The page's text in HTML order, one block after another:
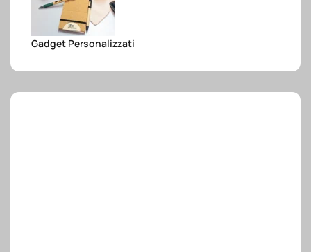
Gadget Personalizzati